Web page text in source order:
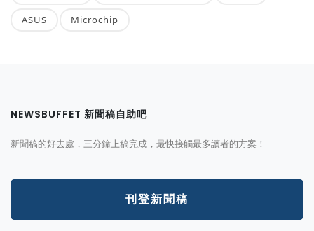
ASUS Microchip
NEWSBUFFET 新聞稿自助吧
新聞稿的好去處，三分鐘上稿完成，最快接觸最多讀者的方案！
刊登新聞稿